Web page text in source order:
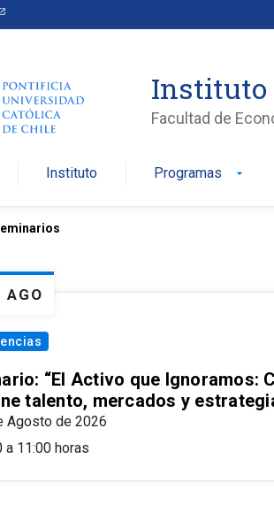
Instituto
Facultad de
Instituto Programas arrow_drop_down
AGO
“El Activo que Ignoramos:
talento, mercados y
Agosto de 2026
a 11:00 horas